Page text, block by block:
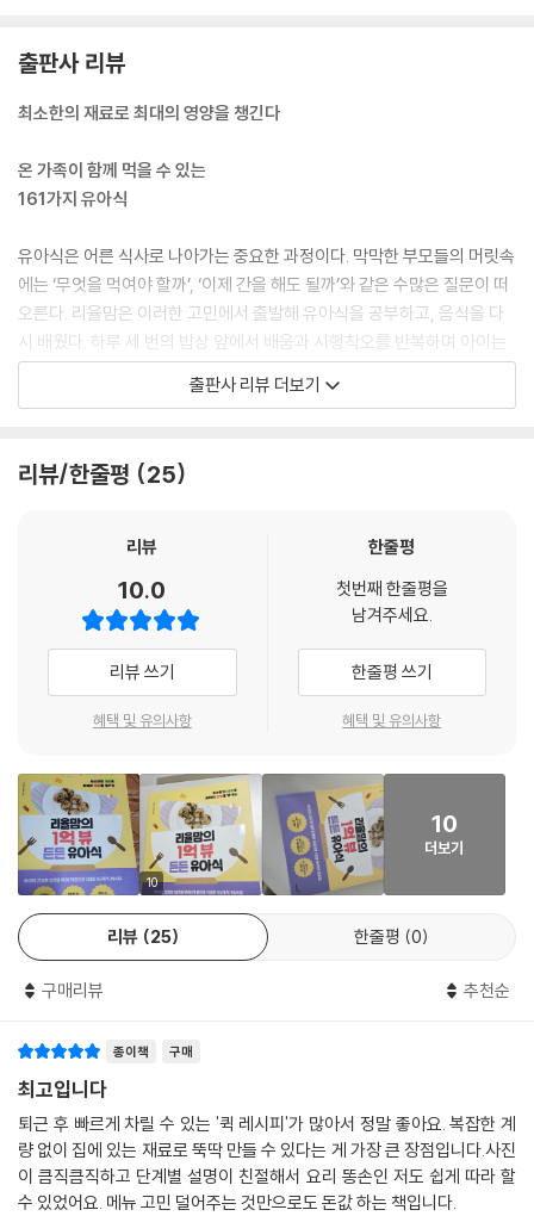
애호박 소고기 볶음
애호박 밥새우 주먹밥
PART 2 쑥쑥 자라는 든든한 밥상
닭 밤 리조또
닭 칼국수
순살 닭강정
닭 버터 구이
아기 츠쿠네
돼지 간짜장
베이컨 달걀 볶음밥
베이컨 달걀말이
베이컨 양송이 파스타
베이컨 치즈 주먹밥
소고기 애호박 전
소고기 솥밥
소고기뭇국
소고기 팽이버섯 전
소고기 치즈 동그랑땡
소고기 양파 동그랑땡
소고기 매생이 동그랑땡
소고기 매생이 전
소고기 양파 리조또
소고기 감자 밥
가자미 미역국
가자미 콩나물국
가자미 전
출판사 리뷰
최소한의 재료로 최대의 영양을 챙긴다
온 가족이 함께 먹을 수 있는
161가지 유아식
유아식은 어른 식사로 나아가는 중요한 과정이다. 막막한 부모들의 머릿속
에는 ‘무엇을 먹여야 할까’, ‘이제 간을 해도 될까’와 같은 수많은 질문이 떠
오른다. 리율맘은 이러한 고민에서 출발해 유아식을 공부하고, 음식을 다
시 배웠다. 하루 세 번의 밥상 앞에서 배움과 시행착오를 반복하며 아이는
편안하게 먹고, 부모는 꾸준히 이어 갈 수 있는 레시피를 완성했다.
려해 재료 본연의 맛을 살리는 데 집중했으며, 짜지 않아도 충분히 맛있고
로도 쉽고 빠르게 만들 수 있도록 설계해, 바쁜 일상에서도 부담 없이 실천
로 식사를 준비하지 않아도 온 가족이 함께하는 식탁을 완성할 수 있다.
이 책에는 ‘유아식 알레르기 주의 식품’, ‘메인 재료 설명’, ‘유아식 시작 전
체크리스트’ 등 리율맘만의 실용적인 노하우도 담았다. 레시피는 총 6장으
로 구성했으며, 주메뉴 중심으로 나누어 최소한의 재료로도 균형 잡힌 영
의 균형을 고려해 카테고리를 세분화했다. ‘간편식’, ‘보양식’, ‘간식’뿐만 아
니라 어디에서도 공개하지 않았던 리율맘만의 ‘맵지 않아 더 맛있는 빨간
밥상’ 레시피도 함께 수록해, 어른 음식에 관심을 보이는 아이에게도 다양
한 선택지를 제시한다. 각 레시피에는 알레르기를 유발할 수 있는 재료를
표시하고, 재료의 효능과 활용법을 함께 정리해 활용도를 높였다. 아이에
게는 즐거운 식사 시간을, 부모에게는 뿌듯한 하루를 선물하는 한 끼가 되
길 바란다.
출판사 리뷰 더보기
리뷰/한줄평 25
리뷰
10.0
리뷰 쓰기
혜택 및 유의사항
한줄평
첫번째 한줄평을
남겨주세요.
한줄평 쓰기
혜택 및 유의사항
10
10
더보기
리뷰 25 한줄평 0
구매리뷰 추천순
종이책 구매
최고입니다
퇴근 후 빠르게 차릴 수 있는 '퀵 레시피'가 많아서 정말 좋아요. 복잡한 계
량 없이 집에 있는 재료로 뚝딱 만들 수 있다는 게 가장 큰 장점입니다.사진
이 큼직큼직하고 단계별 설명이 친절해서 요리 똥손인 저도 쉽게 따라 할
수 있었어요. 메뉴 고민 덜어주는 것만으로도 돈값 하는 책입니다.